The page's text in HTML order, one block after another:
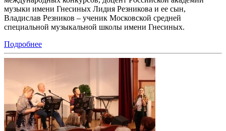
музыки имени Гнесиных Лидия Резникова и ее сын,
Владислав Резников – ученик Московской средней
специальной музыкальной школы имени Гнесиных.
Подробнее